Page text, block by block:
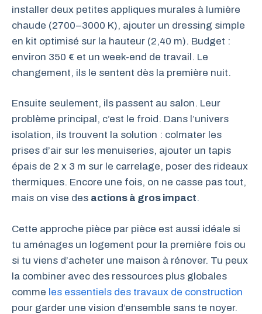
installer deux petites appliques murales à lumière
chaude (2700–3000 K), ajouter un dressing simple
en kit optimisé sur la hauteur (2,40 m). Budget :
environ 350 € et un week-end de travail. Le
changement, ils le sentent dès la première nuit.
Ensuite seulement, ils passent au salon. Leur
problème principal, c’est le froid. Dans l’univers
isolation, ils trouvent la solution : colmater les
prises d’air sur les menuiseries, ajouter un tapis
épais de 2 x 3 m sur le carrelage, poser des rideaux
thermiques. Encore une fois, on ne casse pas tout,
mais on vise des actions à gros impact.
Cette approche pièce par pièce est aussi idéale si
tu aménages un logement pour la première fois ou
si tu viens d’acheter une maison à rénover. Tu peux
la combiner avec des ressources plus globales
comme les essentiels des travaux de construction
pour garder une vision d’ensemble sans te noyer.